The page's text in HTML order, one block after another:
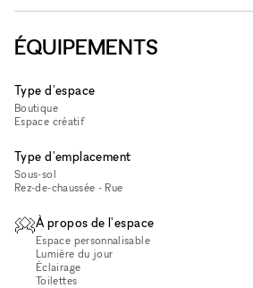
ÉQUIPEMENTS
Type d'espace
Boutique
Espace créatif
Type d'emplacement
Sous-sol
Rez-de-chaussée - Rue
À propos de l'espace
Espace personnalisable
Lumière du jour
Éclairage
Toilettes